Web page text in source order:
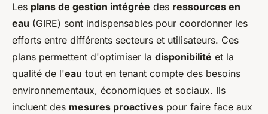
Les plans de gestion intégrée des ressources en
eau (GIRE) sont indispensables pour coordonner les
efforts entre différents secteurs et utilisateurs. Ces
plans permettent d'optimiser la disponibilité et la
qualité de l'eau tout en tenant compte des besoins
environnementaux, économiques et sociaux. Ils
incluent des mesures proactives pour faire face aux